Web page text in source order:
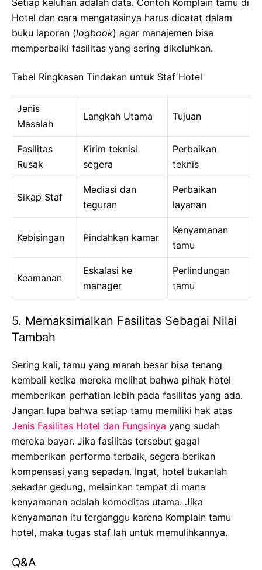
Hotel dan cara mengatasinya harus dicatat dalam
buku laporan (logbook) agar manajemen bisa
memperbaiki fasilitas yang sering dikeluhkan.
Tabel Ringkasan Tindakan untuk Staf Hotel
Jenis
Masalah
Langkah Utama Tujuan
Fasilitas
Rusak
Kirim teknisi
segera
Perbaikan
teknis
Sikap Staf
Mediasi dan
teguran
Perbaikan
layanan
Kebisingan Pindahkan kamar
Kenyamanan
tamu
Keamanan
Eskalasi ke
manager
Perlindungan
tamu
5. Memaksimalkan Fasilitas Sebagai Nilai
Tambah
Sering kali, tamu yang marah besar bisa tenang
kembali ketika mereka melihat bahwa pihak hotel
memberikan perhatian lebih pada fasilitas yang ada.
Jangan lupa bahwa setiap tamu memiliki hak atas
Jenis Fasilitas Hotel dan Fungsinya yang sudah
mereka bayar. Jika fasilitas tersebut gagal
memberikan performa terbaik, segera berikan
kompensasi yang sepadan. Ingat, hotel bukanlah
sekadar gedung, melainkan tempat di mana
kenyamanan adalah komoditas utama. Jika
kenyamanan itu terganggu karena Komplain tamu
hotel, maka tugas staf lah untuk memulihkannya.
Q&A